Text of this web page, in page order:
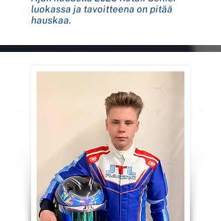
luokassa ja tavoitteena on pitää
hauskaa.